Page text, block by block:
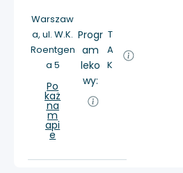
Warszaw
a, ul. W.K.
Roentgen
a 5
Po
każ
na
m
api
e
Progr
am
leko
wy:
T
A
K